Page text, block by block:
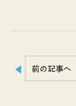
前の記事へ